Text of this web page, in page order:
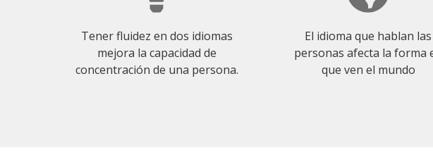
Tener fluidez en dos idiomas
mejora la capacidad de
concentración de una persona.
El idioma que hablan las
personas afecta la forma
que ven el mundo